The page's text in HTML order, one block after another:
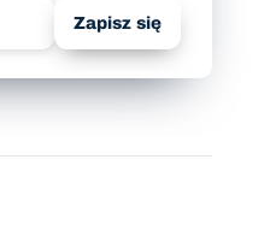
Zapisz się